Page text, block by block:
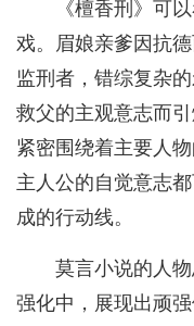
《檀香刑》可
戏。眉娘亲爹因抗
监刑者，错综复杂
救父的主观意志而
紧密围绕着主要人
主人公的自觉意志
成的行动线。
莫言小说的人
强化中，展现出顽